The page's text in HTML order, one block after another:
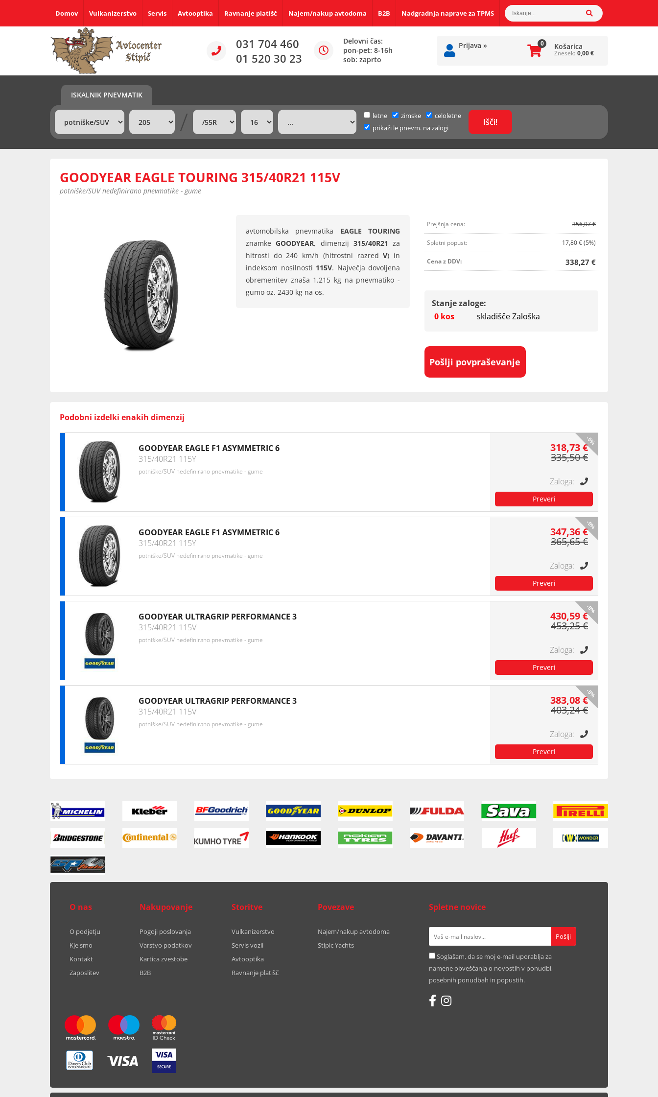
Domov Vulkanizerstvo Servis Avtooptika Ravnanje platišč Najem/nakup avtodoma B2B Nadgradnja naprave za TPMS
031 704 460
01 520 30 23
Delovni čas:
pon-pet: 8-16h
sob: zaprto
Prijava » Košarica
0
Znesek: 0,00€
ISKALNIK PNEVMATIK
/ letne zimske
celoletne
prikaži le pnevm. na zalogi
GOODYEAR EAGLE TOURING 315/40R21 115V
potniške/SUV nedefinirano pnevmatike - gume
avtomobilska pnevmatika EAGLE TOURING
znamkeGOODYEAR, dimenzij 315/40R21 za
hitrosti do 240 km/h (hitrostni razredV) in
indeksom nosilnosti 115V. Največja dovoljena
obremenitev znaša 1.215 kg na pnevmatiko -
gumo oz. 2430 kg na os.
Prejšnja cena: 356,07 €
Spletni popust: 17,80 € (5%)
Cena z DDV: 338,27 €
Stanje zaloge:
0 kos
skladišče Zaloška
Pošlji povpraševanje
Podobni izdelki enakih dimenzij
-5%
GOODYEAR EAGLE F1 ASYMMETRIC 6
315/40R21 115Y
potniške/SUV nedefinirano pnevmatike - gume
318,73 €
335,50 €
-5%
GOODYEAR EAGLE F1 ASYMMETRIC 6
315/40R21 115Y
potniške/SUV nedefinirano pnevmatike - gume
347,36 €
365,65 €
-5%
GOODYEAR ULTRAGRIP PERFORMANCE 3
315/40R21 115V
potniške/SUV nedefinirano pnevmatike - gume
430,59 €
453,25 €
-5%
GOODYEAR ULTRAGRIP PERFORMANCE 3
315/40R21 115V
potniške/SUV nedefinirano pnevmatike - gume
383,08 €
403,24 €
O nas
O podjetju
Kje smo
Kontakt
Zaposlitev
Nakupovanje
Pogoji poslovanja
Varstvo podatkov
Kartica zvestobe
B2B
Storitve
Vulkanizerstvo
Servis vozil
Avtooptika
Ravnanje platišč
Povezave
Najem/nakup avtodoma
Stipic Yachts
Spletne novice
Soglašam, da se moj e-mail uporablja za
namene obveščanja o novostih v ponudbi,
posebnih ponudbah in popustih.